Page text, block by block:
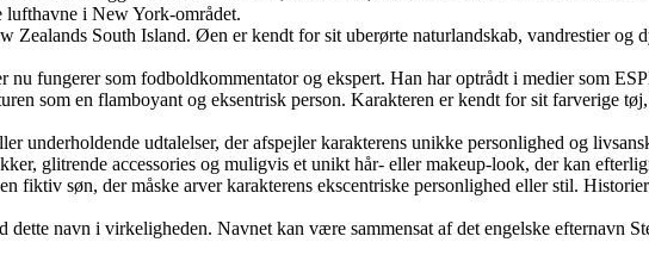
lufthavne i New York-området.
Zealands South Island. Øen er kendt for sit uberørte naturlandskab, vandrestier og
fungerer som fodboldkommentator og ekspert. Han har optrådt i medier som
som en flamboyant og eksentrisk person. Karakteren er kendt for sit farverige
underholdende udtalelser, der afspejler karakterens unikke personlighed og
glitrende accessories og muligvis et unikt hår- eller makeup-look, der kan
søn, der måske arver karakterens ekscentriske personlighed eller stil.
navn i virkeligheden. Navnet kan være sammensat af det engelske efternavn